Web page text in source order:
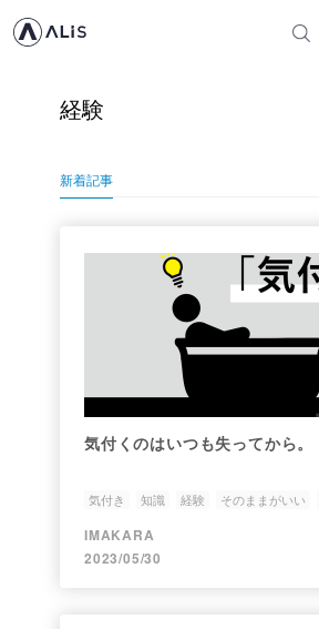
経験
新着記事
気付くのはいつも失ってから。
気付き 知識 経験 そのままがいい
IMAKARA
2023/05/30